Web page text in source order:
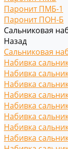
Паронит ПМБ-1
Паронит ПОН-Б
Сальниковая
Назад
Сальниковая
Набивка
Набивка
Набивка
Набивка
Набивка
Набивка
Набивка
Набивка